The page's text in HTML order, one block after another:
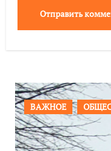
ПРОИСШЕСТВИЯ